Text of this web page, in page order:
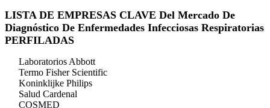
LISTA DE EMPRESAS CLAVE Del Mercado De
Diagnóstico De Enfermedades Infecciosas Respiratorias
PERFILADAS
Laboratorios Abbott
Termo Fisher Scientific
Koninklijke Philips
Salud Cardenal
COSMED